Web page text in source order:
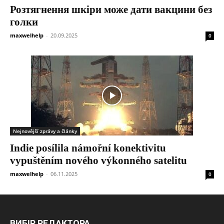
Розтягнення шкіри може дати вакцини без
голки
maxwelhelp - 20.09.2025 0
Nejnovější zprávy a články
Indie posílila námořní konektivitu
vypuštěním nového výkonného satelitu
maxwelhelp - 06.11.2025 0